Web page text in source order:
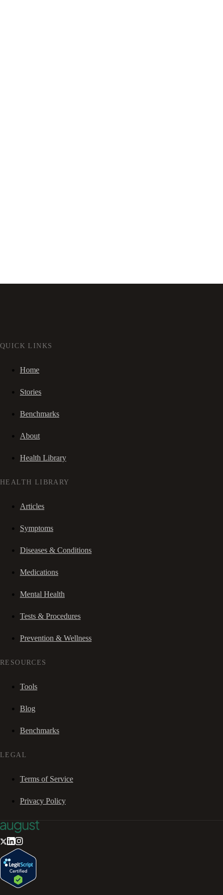
QUICK LINKS
Home
Stories
Benchmarks
About
Health Library
HEALTH LIBRARY
Articles
Symptoms
Diseases & Conditions
Medications
Mental Health
Tests & Procedures
Prevention & Wellness
RESOURCES
Tools
Blog
Benchmarks
LEGAL
Terms of Service
Privacy Policy